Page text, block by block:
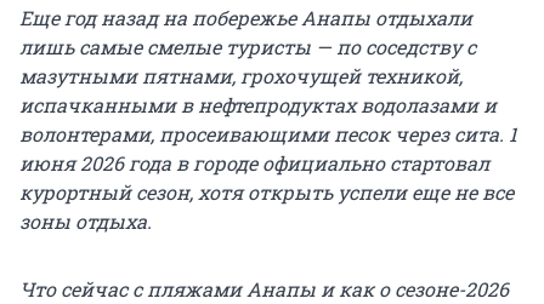
Еще год назад на побережье Анапы отдыхали
лишь самые смелые туристы — по соседству с
мазутными пятнами, грохочущей техникой,
испачканными в нефтепродуктах водолазами и
волонтерами, просеивающими песок через сита. 1
июня 2026 года в городе официально стартовал
курортный сезон, хотя открыть успели еще не все
зоны отдыха.
Что сейчас с пляжами Анапы и как о сезоне-2026